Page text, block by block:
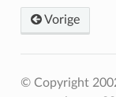
Vorige
© Copyright